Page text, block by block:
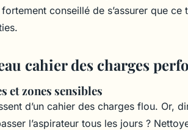
conseillé de s’assurer que
cahier des charges
et zones sensibles
d’un cahier des charges flou. Or,
l’aspirateur tous les jours ?